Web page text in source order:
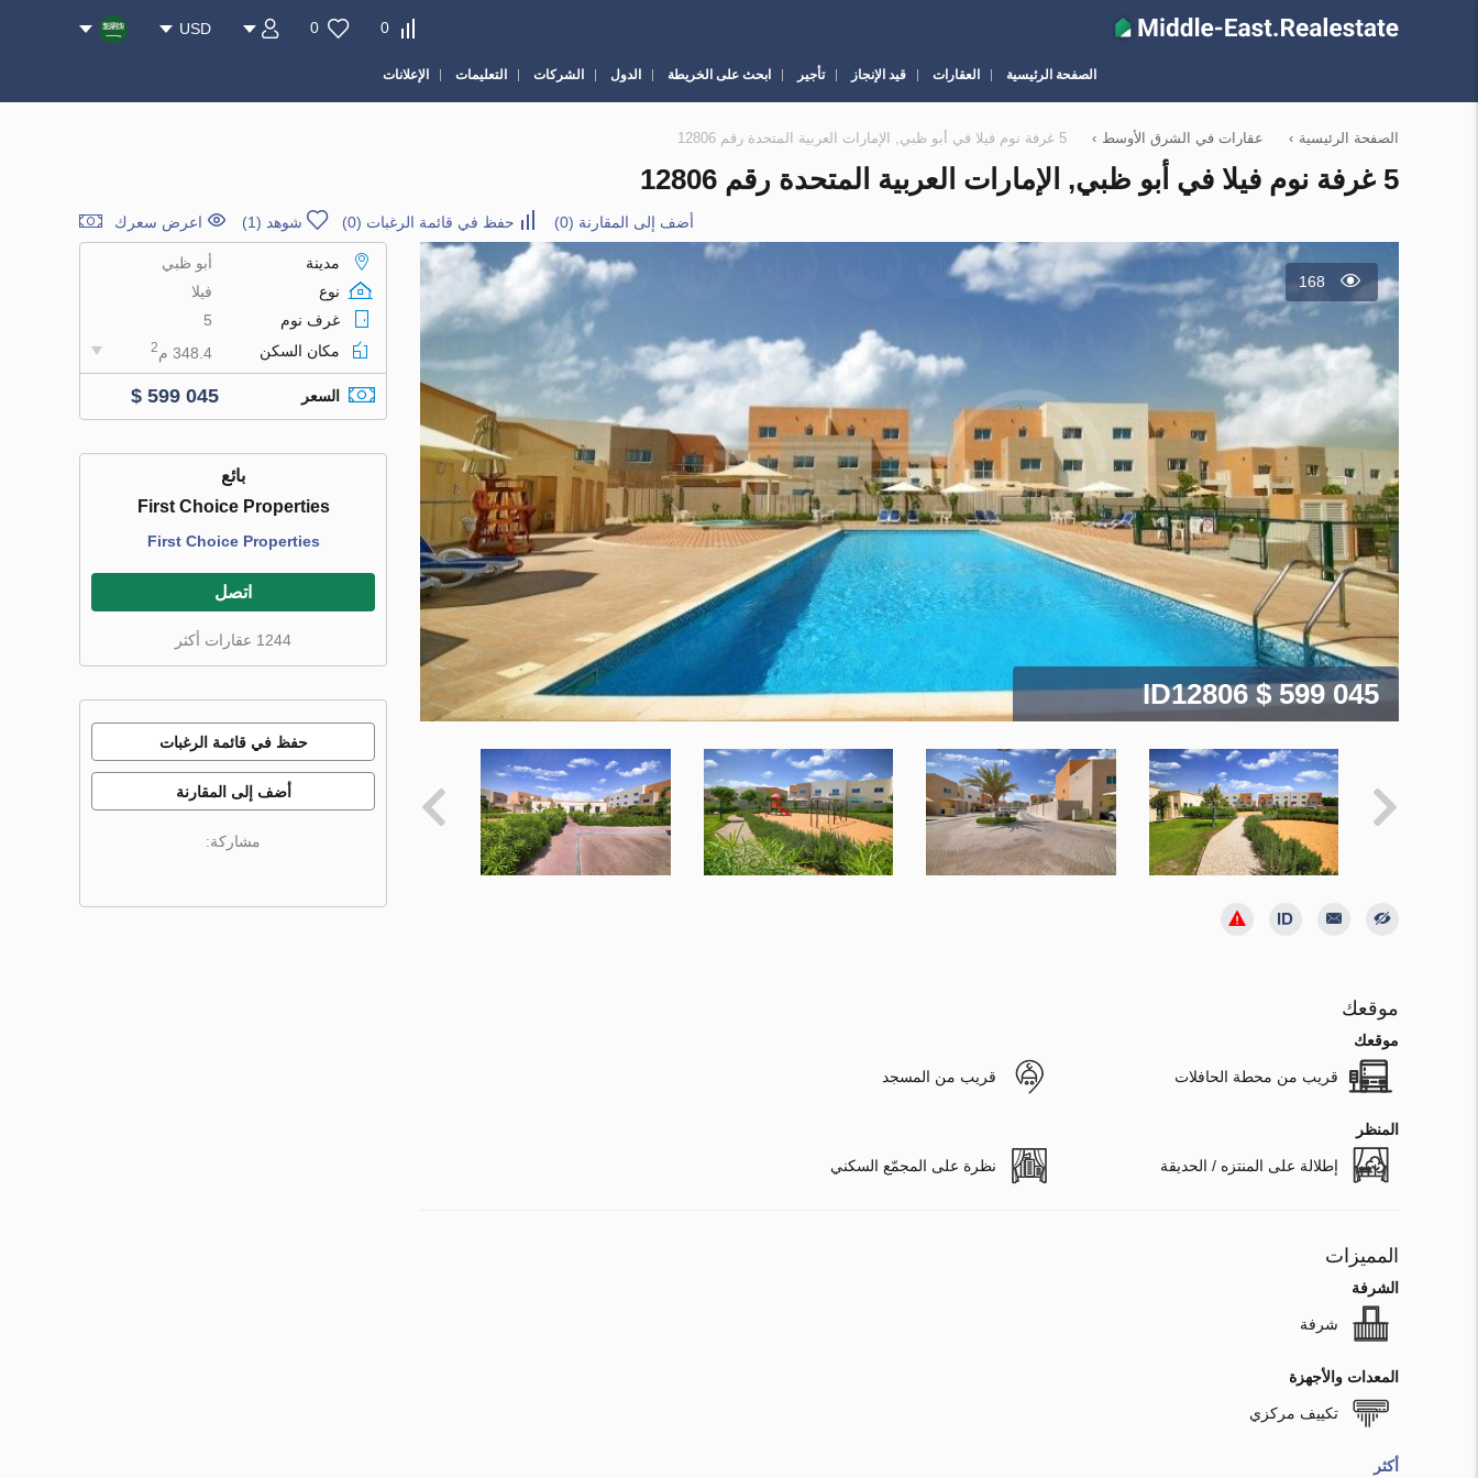
0
0
USD
الصفحة الرئيسية العقارات قيد الإنجاز تأجير ابحث على الخريطة الدول الشركات التعليمات الإعلانات
الصفحة الرئيسية › عقارات في الشرق الأوسط › 5 غرفة نوم فيلا في أبو ظبي, الإمارات العربية المتحدة رقم 12806
5 غرفة نوم فيلا في أبو ظبي, الإمارات العربية المتحدة رقم 12806
أضف إلى المقارنة (
0
) حفظ في قائمة الرغبات (
0
) شوهد (1) اعرض سعرك
168
ID12806$ 599 045
موقعك
موقعك
قريب من محطة الحافلات قريب من المسجد
المنظر
إطلالة على المنتزه / الحديقة نظرة على المجمّع السكني
المميزات
الشرفة
شرفة
المعدات والأجهزة
تكييف مركزي
أكثر
مدينة
أبو ظبي
نوع
فيلا
غرف نوم
5
مكان السكن
348.4 م 2
السعر $ 599 045
بائع
First Choice Properties
First Choice Properties
اتصل
1244 عقارات أكثر
حفظ في قائمة الرغبات
أضف إلى المقارنة
مشاركة: